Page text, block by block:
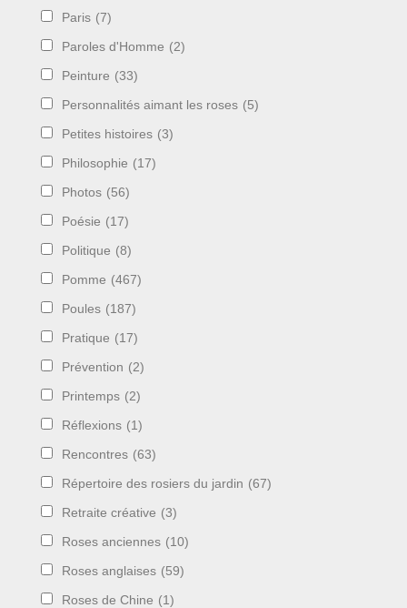
Paris (7)
Paroles d'Homme (2)
Peinture (33)
Personnalités aimant les roses (5)
Petites histoires (3)
Philosophie (17)
Photos (56)
Poésie (17)
Politique (8)
Pomme (467)
Poules (187)
Pratique (17)
Prévention (2)
Printemps (2)
Réflexions (1)
Rencontres (63)
Répertoire des rosiers du jardin (67)
Retraite créative (3)
Roses anciennes (10)
Roses anglaises (59)
Roses de Chine (1)